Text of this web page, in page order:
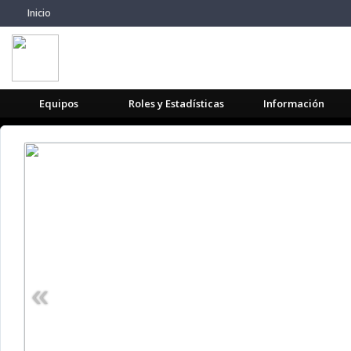
Inicio
Equipos Roles y Estadísticas Información
«